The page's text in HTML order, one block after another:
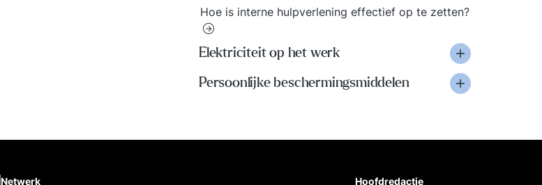
Hoe is interne hulpverlening effectief op te zetten?
Elektriciteit op het werk
Persoonlijke beschermingsmiddelen
Netwerk Hoofdredactie